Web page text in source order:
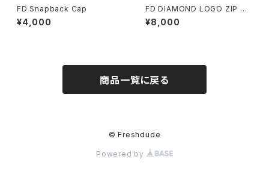
FD Snapback Cap
¥4,000
FD DIAMOND LOGO ZIP H
OODY BLACK
¥8,000
商品一覧に戻る
© Freshdude
Powered by